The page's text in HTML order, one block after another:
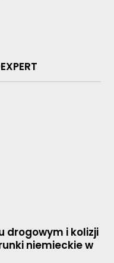
drogowym i kolizji
niemieckie w